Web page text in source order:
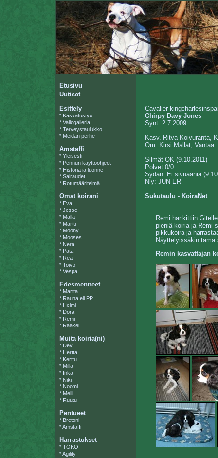
Etusivu
Uutiset
Esittely
* Kasvatustyö
* Valiogalleria
* Terveystaulukko
* Meidän perhe
Amstaffi
* Yleisesti
* Pennun käyttöohjeet
* Historia ja luonne
* Sairaudet
* Rotumääritelmä
Omat koirani
* Eva
* Jesse
* Malla
* Martti
* Moony
* Mooses
* Nera
* Pata
* Rea
* Toivo
* Vespa
Edesmenneet
* Martta
* Rauha eli PP
* Helmi
* Dora
* Remi
* Raakel
Muita koiria(ni)
* Devi
* Hertta
* Kerttu
* Milla
* Inka
* Niki
* Noomi
* Melli
* Ruutu
Pentueet
* Bretoni
*Amstaffi
Harrastukset
* TOKO
*Agility
Cavalier
Chirpy Davy Jones
Synt. 2.7.2009
Kasv. Ritva Koivuranta,
Om. Kirsi Mallat, Vantaa
Silmät OK (9.10.2011)
Polvet 0/0
Sydän: Ei sivuääniä
Nly: JUN ERI
Sukutaulu - KoiraNet
Remi hankittiin
pieniä koiria ja Remi
pikkukoira ja
Näyttelyissäkin
Remin kasvattajan